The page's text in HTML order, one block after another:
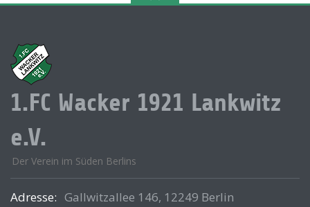
1.FC Wacker 1921 Lankwitz
e.V.
Der Verein im Süden Berlins
Adresse: Gallwitzallee 146, 12249 Berlin